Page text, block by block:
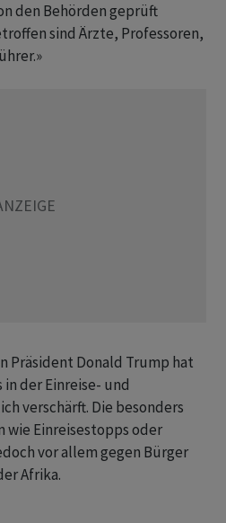
den Behörden geprüft
sind Ärzte, Professoren,
Präsident Donald Trump hat
der Einreise- und
verschärft. Die besonders
wie Einreisestopps oder
vor allem gegen Bürger
Afrika.